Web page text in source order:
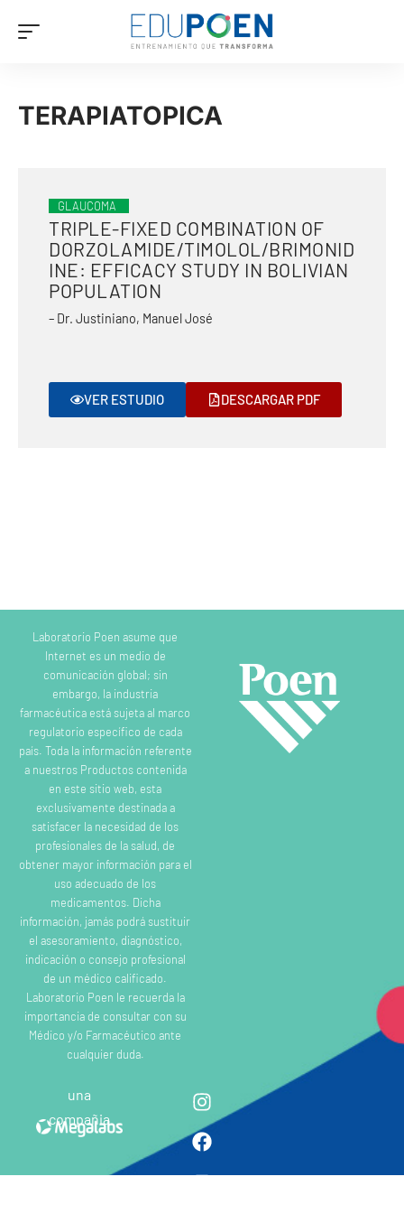
TERAPIATOPICA
GLAUCOMA
TRIPLE-FIXED COMBINATION OF
DORZOLAMIDE/TIMOLOL/BRIMONID
INE: EFFICACY STUDY IN BOLIVIAN
POPULATION
– Dr. Justiniano, Manuel José
VER ESTUDIO DESCARGAR PDF
Laboratorio Poen asume que
Internet es un medio de
comunicación global; sin
embargo, la industria
farmacéutica está sujeta al marco
regulatorio específico de cada
país. Toda la información referente
a nuestros Productos contenida
en este sitio web, esta
exclusivamente destinada a
satisfacer la necesidad de los
profesionales de la salud, de
obtener mayor información para el
uso adecuado de los
medicamentos. Dicha
información, jamás podrá sustituir
el asesoramiento, diagnóstico,
indicación o consejo profesional
de un médico calificado.
Laboratorio Poen le recuerda la
importancia de consultar con su
Médico y/o Farmacéutico ante
cualquier duda.
una
compañia